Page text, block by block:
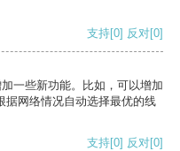
支持[0] 反对[0]
一些新功能。比如，可以增加
据网络情况自动选择最优的线
支持[0] 反对[0]